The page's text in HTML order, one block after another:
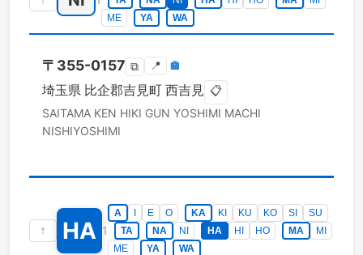
ME
YA WA
〒 355-0157 ⧉ 📍 🏣
埼玉県 比企郡吉見町 西吉見 📋
SAITAMA KEN HIKI GUN YOSHIMI MACHI
NISHIYOSHIMI
↑ HA 1
A E O KA KI KU KO SI
SU
TA
NA NI HA HI HO MA
MI
ME
YA WA